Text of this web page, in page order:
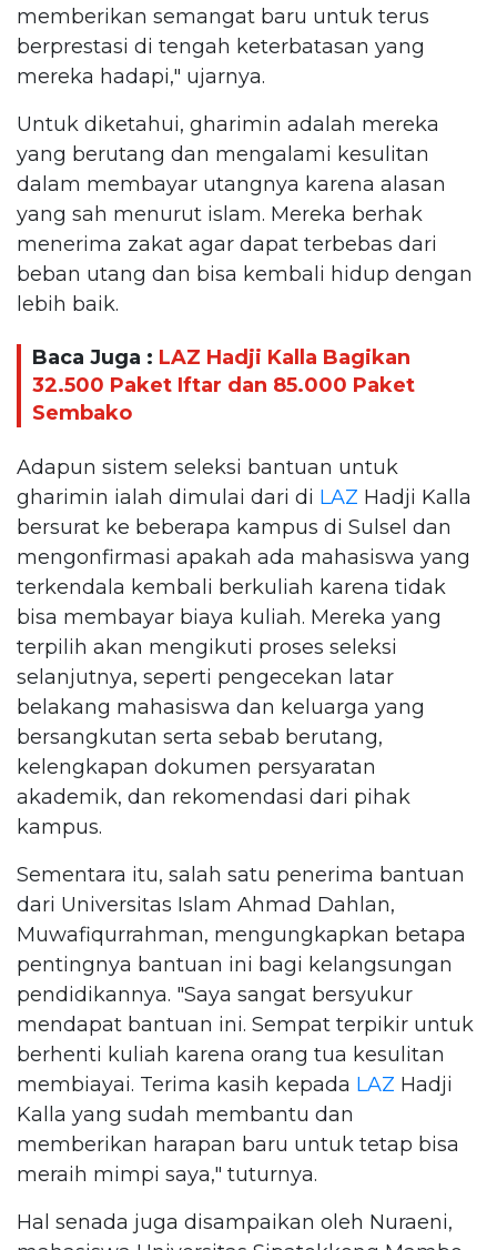
memberikan semangat baru untuk terus
berprestasi di tengah keterbatasan yang
mereka hadapi," ujarnya.
Untuk diketahui, gharimin adalah mereka
yang berutang dan mengalami kesulitan
dalam membayar utangnya karena alasan
yang sah menurut islam. Mereka berhak
menerima zakat agar dapat terbebas dari
beban utang dan bisa kembali hidup dengan
lebih baik.
Baca Juga : LAZ Hadji Kalla Bagikan
32.500 Paket Iftar dan 85.000 Paket
Sembako
Adapun sistem seleksi bantuan untuk
gharimin ialah dimulai dari di LAZ Hadji Kalla
bersurat ke beberapa kampus di Sulsel dan
mengonfirmasi apakah ada mahasiswa yang
terkendala kembali berkuliah karena tidak
bisa membayar biaya kuliah. Mereka yang
terpilih akan mengikuti proses seleksi
selanjutnya, seperti pengecekan latar
belakang mahasiswa dan keluarga yang
bersangkutan serta sebab berutang,
kelengkapan dokumen persyaratan
akademik, dan rekomendasi dari pihak
kampus.
Sementara itu, salah satu penerima bantuan
dari Universitas Islam Ahmad Dahlan,
Muwafiqurrahman, mengungkapkan betapa
pentingnya bantuan ini bagi kelangsungan
pendidikannya. "Saya sangat bersyukur
mendapat bantuan ini. Sempat terpikir untuk
berhenti kuliah karena orang tua kesulitan
membiayai. Terima kasih kepada LAZ Hadji
Kalla yang sudah membantu dan
memberikan harapan baru untuk tetap bisa
meraih mimpi saya," tuturnya.
Hal senada juga disampaikan oleh Nuraeni,